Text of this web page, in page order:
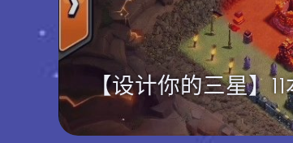
【设计你的三星】